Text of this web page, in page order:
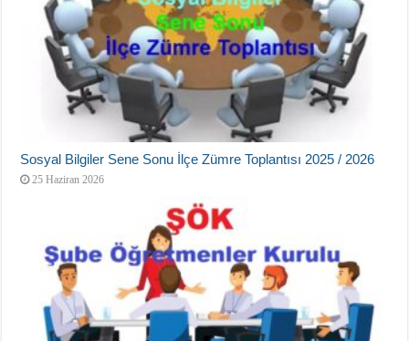
Sosyal Bilgiler Sene Sonu İlçe Zümre Toplantısı 2025 / 2026
25 Haziran 2026